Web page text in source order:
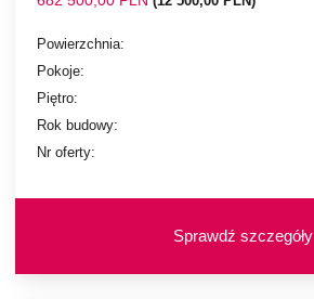
Powierzchnia:
Pokoje:
Piętro:
Rok budowy:
Nr oferty:
Sprawdź szczegóły